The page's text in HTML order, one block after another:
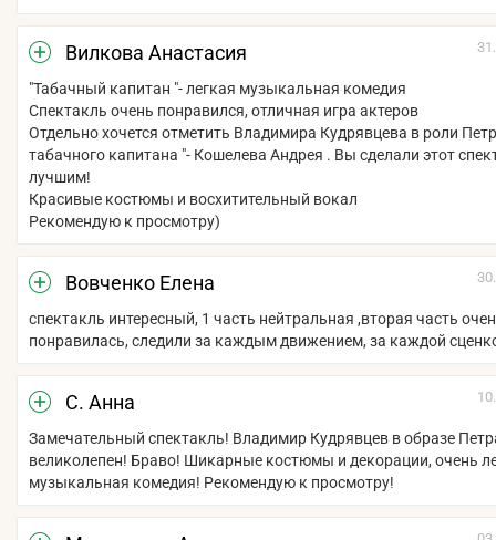
Вилкова Анастасия
"Табачный капитан "- легкая музыкальная комедия
Спектакль очень понравился, отличная игра актеров
Отдельно хочется отметить Владимира Кудрявцева в роли
табачного капитана "- Кошелева Андрея . Вы сделали этот
лучшим!
Красивые костюмы и восхитительный вокал
Рекомендую к просмотру)
Вовченко Елена
спектакль интересный, 1 часть нейтральная ,вторая часть
понравилась, следили за каждым движением, за каждой
С. Анна
Замечательный спектакль! Владимир Кудрявцев в образе
великолепен! Браво! Шикарные костюмы и декорации, очень
музыкальная комедия! Рекомендую к просмотру!